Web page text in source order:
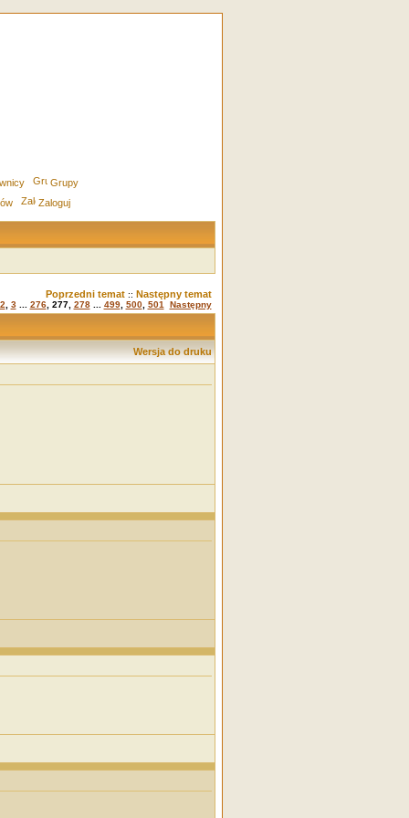
Grupy
Zaloguj
Poprzedni temat:: Następny temat
2 3... 276, 277, 278... 499, 500, 501 Następny
Wersja do druku